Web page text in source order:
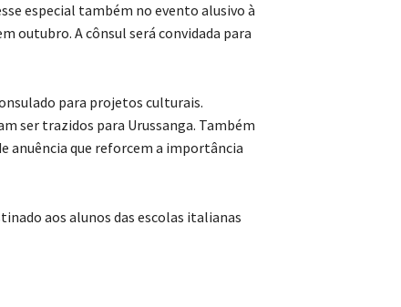
especial também no evento alusivo à
outubro. A cônsul será convidada para
para projetos culturais.
ser trazidos para Urussanga. Também
anuência que reforcem a importância
aos alunos das escolas italianas